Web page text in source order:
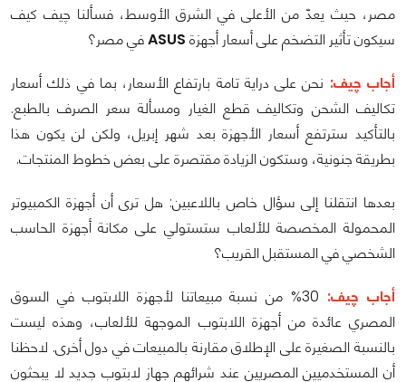
مصر، حيث يعدّ من الأعلى في الشرق الأوسط، فسألنا چيف كيف
سيكون تأثير التضخم على أسعار أجهزة ASUSفي مصر؟
أجاب چيف: نحن على دراية تامة بارتفاع الأسعار، بما في ذلك أسعار
تكاليف الشحن وتكاليف قطع الغيار ومسألة سعر الصرف بالطبع.
بالتأكيد سترتفع أسعار الأجهزة بعد شهر إبريل، ولكن لن يكون هذا
بطريقة جنونية، وستكون الزيادة مقتصرة على بعض خطوط المنتجات.
بعدها انتقلنا إلى سؤال خاص باللاعبين: هل ترى أن أجهزة الكمبيوتر
المحمولة المخصصة للألعاب ستستولي على مكانة أجهزة الحاسب
الشخصي في المستقبل القريب؟
أجاب چيف:
30% من نسبة مبيعاتنا لأجهزة اللابتوب في السوق
المصري عائدة من أجهزة اللابتوب الموجهة للألعاب، وهذه ليست
بالنسبة الصغيرة على الإطلاق مقارنة بالمبيعات في دول أخرى. لاحظنا
أن المستخدميين المصريين عند شرائهم جهاز لابتوب جديد لا يبحثون